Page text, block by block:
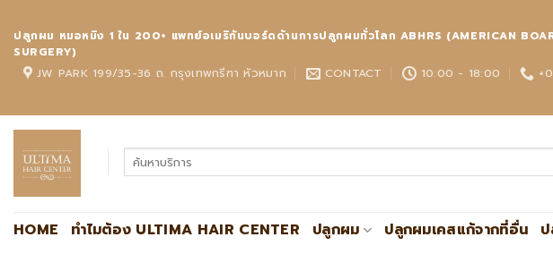
content
ปลูกผม หมอหมิง 1 ใน 200+ แพทย์อเมริกันบอร์ดด้านการปลูกผมทั่วโลก ABHRS (AMERICAN
SURGERY)
JW PARK 199/35-36 ถ. กรุงเทพกรีฑา หัวหมาก CONTACT 10:00 - 18:00
HOME ทำไมต้อง ULTIMA HAIR CENTER ปลูกผม ปลูกผมเคสแก้จากที่อื่น